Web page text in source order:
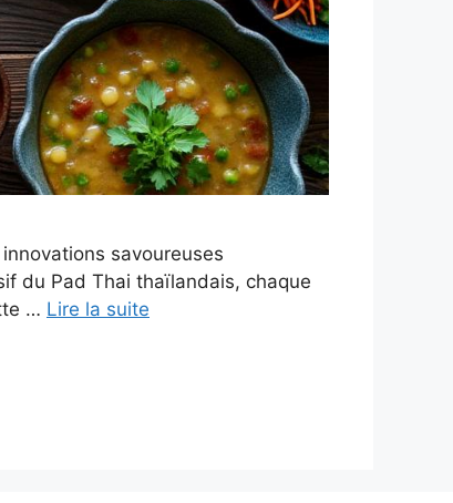
savoureuses
du Pad Thai thaïlandais, chaque
… Lire la suite